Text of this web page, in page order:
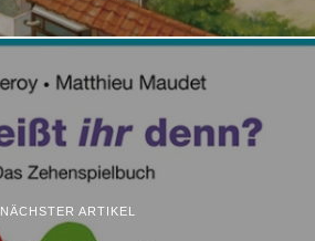
NÄCHSTER ARTIKEL